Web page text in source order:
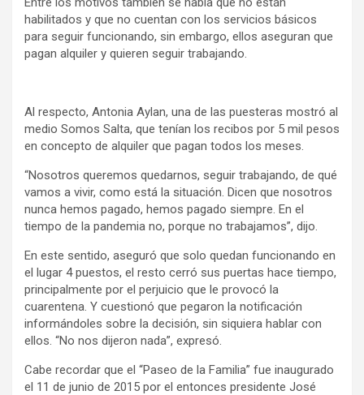
habilitados y que no cuentan con los servicios básicos
para seguir funcionando, sin embargo, ellos aseguran que
pagan alquiler y quieren seguir trabajando.
Al respecto, Antonia Aylan, una de las puesteras mostró al
medio Somos Salta, que tenían los recibos por 5 mil pesos
en concepto de alquiler que pagan todos los meses.
“Nosotros queremos quedarnos, seguir trabajando, de qué
vamos a vivir, como está la situación. Dicen que nosotros
nunca hemos pagado, hemos pagado siempre. En el
tiempo de la pandemia no, porque no trabajamos”, dijo.
En este sentido, aseguró que solo quedan funcionando en
el lugar 4 puestos, el resto cerró sus puertas hace tiempo,
principalmente por el perjuicio que le provocó la
cuarentena. Y cuestionó que pegaron la notificación
informándoles sobre la decisión, sin siquiera hablar con
ellos. “No nos dijeron nada”, expresó.
Cabe recordar que el “Paseo de la Familia” fue inaugurado
el 11 de junio de 2015 por el entonces presidente José